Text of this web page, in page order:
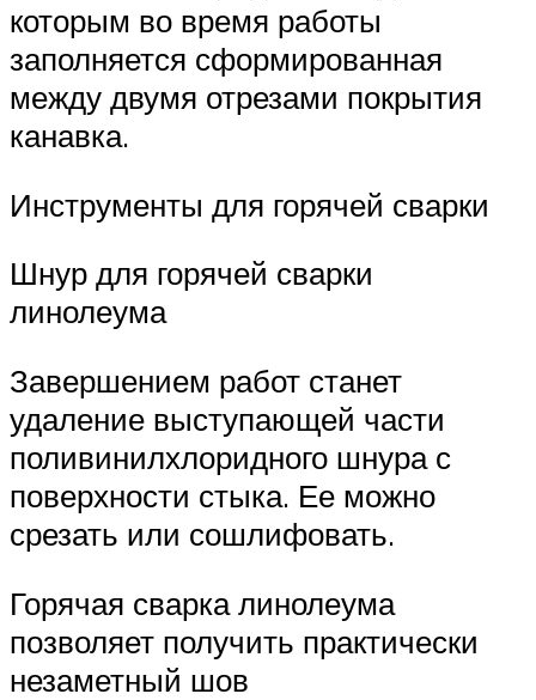
которым во время работы
заполняется сформированная
между двумя отрезами покрытия
канавка.
Инструменты для горячей сварки
Шнур для горячей сварки
линолеума
Завершением работ станет
удаление выступающей части
поливинилхлоридного шнура с
поверхности стыка. Ее можно
срезать или сошлифовать.
Горячая сварка линолеума
позволяет получить практически
незаметный шов